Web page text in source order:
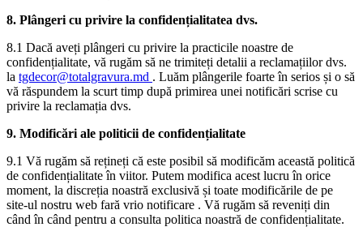
8. Plângeri cu privire la confidențialitatea dvs.
8.1 Dacă aveți plângeri cu privire la practicile noastre de
confidențialitate, vă rugăm să ne trimiteți detalii a reclamațiilor dvs.
la tgdecor@totalgravura.md . Luăm plângerile foarte în serios și o să
vă răspundem la scurt timp după primirea unei notificări scrise cu
privire la reclamația dvs.
9. Modificări ale politicii de confidențialitate
9.1 Vă rugăm să rețineți că este posibil să modificăm această politică
de confidențialitate în viitor. Putem modifica acest lucru în orice
moment, la discreția noastră exclusivă și toate modificările de pe
site-ul nostru web fară vrio notificare . Vă rugăm să reveniți din
când în când pentru a consulta politica noastră de confidențialitate.